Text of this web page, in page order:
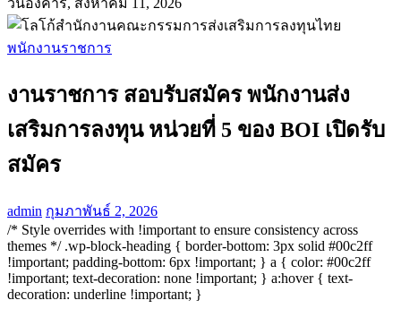
วันอังคาร, สิงหาคม 11, 2026
พนักงานราชการ
งานราชการ สอบรับสมัคร พนักงานส่ง
เสริมการลงทุน หน่วยที่ 5 ของ BOI เปิดรับ
สมัคร
admin กุมภาพันธ์ 2, 2026
/* Style overrides with !important to ensure consistency across
themes */ .wp-block-heading { border-bottom: 3px solid #00c2ff
!important; padding-bottom: 6px !important; } a { color: #00c2ff
!important; text-decoration: none !important; } a:hover { text-
decoration: underline !important; }